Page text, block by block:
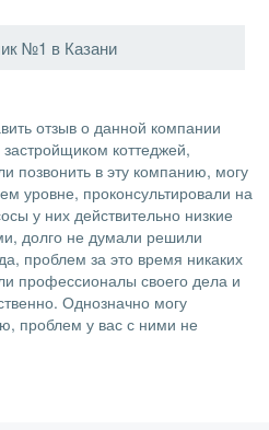
№1 в Казани
отзыв о данной компании
коттеджей,
позвонить в эту компанию, могу
уровне, проконсультировали на
у них действительно низкие
долго не думали решили
проблем за это время никаких
профессионалы своего дела и
Однозначно могу
проблем у вас с ними не